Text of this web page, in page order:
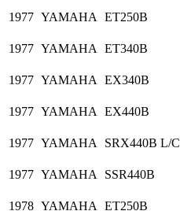
1977 YAMAHA ET250B
1977 YAMAHA ET340B
1977 YAMAHA EX340B
1977 YAMAHA EX440B
1977 YAMAHA SRX440B L/C
1977 YAMAHA SSR440B
1978 YAMAHA ET250B